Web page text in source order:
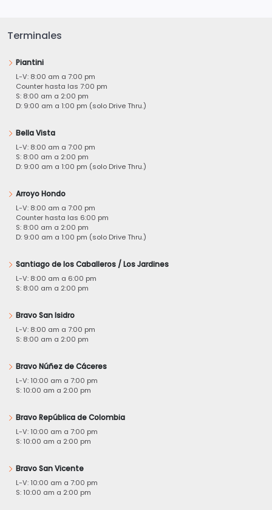
Terminales
Piantini
L-V: 8:00 am a 7:00 pm
Counter hasta las 7:00 pm
S: 8:00 am a 2:00 pm
D: 9:00 am a 1:00 pm (solo Drive Thru.)
Bella Vista
L-V: 8:00 am a 7:00 pm
S: 8:00 am a 2:00 pm
D: 9:00 am a 1:00 pm (solo Drive Thru.)
Arroyo Hondo
L-V: 8:00 am a 7:00 pm
Counter hasta las 6:00 pm
S: 8:00 am a 2:00 pm
D: 9:00 am a 1:00 pm (solo Drive Thru.)
Santiago de los Caballeros / Los Jardines
L-V: 8:00 am a 6:00 pm
S: 8:00 am a 2:00 pm
Bravo San Isidro
L-V: 8:00 am a 7:00 pm
S: 8:00 am a 2:00 pm
Bravo Núñez de Cáceres
L-V: 10:00 am a 7:00 pm
S: 10:00 am a 2:00 pm
Bravo República de Colombia
L-V: 10:00 am a 7:00 pm
S: 10:00 am a 2:00 pm
Bravo San Vicente
L-V: 10:00 am a 7:00 pm
S: 10:00 am a 2:00 pm